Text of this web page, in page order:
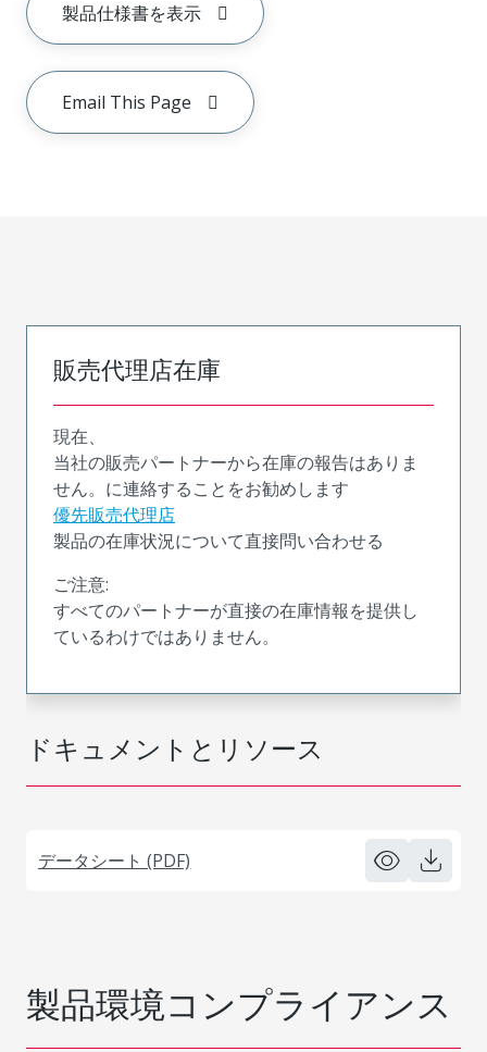
製品仕様書を表示
Email This Page
ドキュメントとリソース
データシート (PDF)
販売代理店在庫
現在、
当社の販売パートナーから在庫の報告はありま
せん。に連絡することをお勧めします
優先販売代理店
製品の在庫状況について直接問い合わせる
ご注意:
すべてのパートナーが直接の在庫情報を提供し
ているわけではありません。
製品環境コンプライアンス